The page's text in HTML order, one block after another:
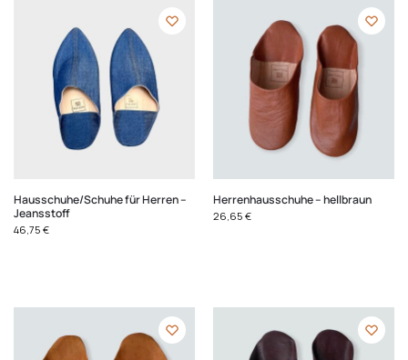
Hausschuhe/Schuhe für Herren –
Jeansstoff
46,75 €
Herrenhausschuhe – hellbraun
26,65 €